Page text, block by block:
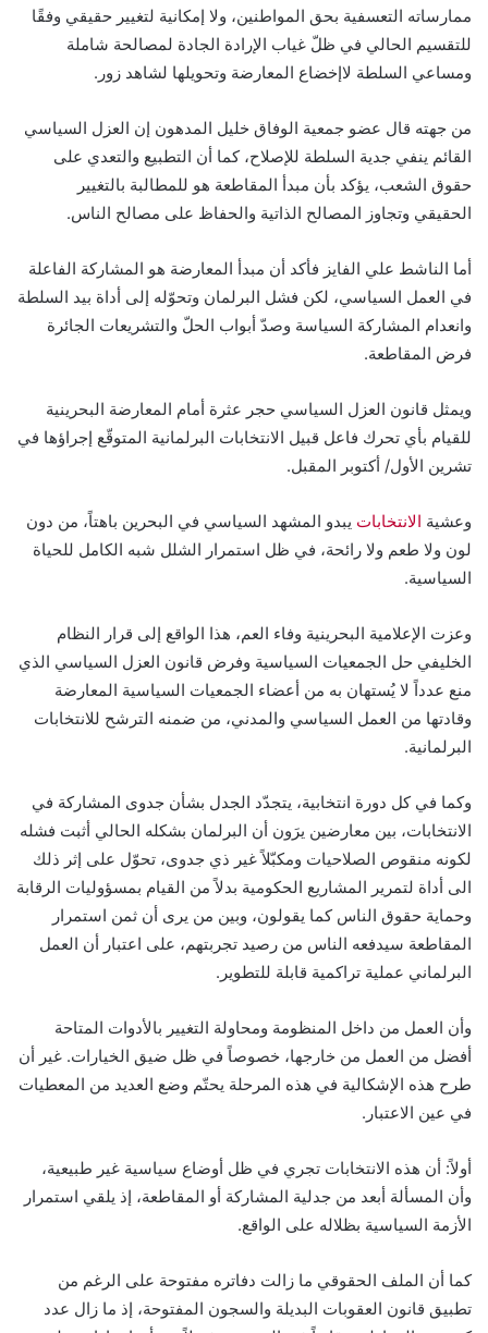
ممارساته التعسفية بحق المواطنين، ولا إمكانية لتغيير حقيقي وفقًا
للتقسيم الحالي في ظلّ غياب الإرادة الجادة لمصالحة شاملة
ومساعي السلطة لاإخضاع المعارضة وتحويلها لشاهد زور.
من جهته قال عضو جمعية الوفاق خليل المدهون إن العزل السياسي
القائم ينفي جدية السلطة للإصلاح، كما أن التطبيع والتعدي على
حقوق الشعب، يؤكد بأن مبدأ المقاطعة هو للمطالبة بالتغيير
الحقيقي وتجاوز المصالح الذاتية والحفاظ على مصالح الناس.
أما الناشط علي الفايز فأكد أن مبدأ المعارضة هو المشاركة الفاعلة
في العمل السياسي، لكن فشل البرلمان وتحوّله إلى أداة بيد السلطة
وانعدام المشاركة السياسة وصدّ أبواب الحلّ والتشريعات الجائرة
فرض المقاطعة.
ويمثل قانون العزل السياسي حجر عثرة أمام المعارضة البحرينية
للقيام بأي تحرك فاعل قبيل الانتخابات البرلمانية المتوقّع إجراؤها في
تشرين الأول/ أكتوبر المقبل.
وعشية الانتخابات يبدو المشهد السياسي في البحرين باهتاً، من دون
لون ولا طعم ولا رائحة، في ظل استمرار الشلل شبه الكامل للحياة
السياسية.
وعزت الإعلامية البحرينية وفاء العم، هذا الواقع إلى قرار النظام
الخليفي حل الجمعيات السياسية وفرض قانون العزل السياسي الذي
منع عدداً لا يُستهان به من أعضاء الجمعيات السياسية المعارضة
وقادتها من العمل السياسي والمدني، من ضمنه الترشح للانتخابات
البرلمانية.
وكما في كل دورة انتخابية، يتجدّد الجدل بشأن جدوى المشاركة في
الانتخابات، بين معارضين يرَون أن البرلمان بشكله الحالي أثبت فشله
لكونه منقوص الصلاحيات ومكبّلاً غير ذي جدوى، تحوّل على إثر ذلك
الى أداة لتمرير المشاريع الحكومية بدلاً من القيام بمسؤوليات الرقابة
وحماية حقوق الناس كما يقولون، وبين من يرى أن ثمن استمرار
المقاطعة سيدفعه الناس من رصيد تجربتهم، على اعتبار أن العمل
البرلماني عملية تراكمية قابلة للتطوير.
وأن العمل من داخل المنظومة ومحاولة التغيير بالأدوات المتاحة
أفضل من العمل من خارجها، خصوصاً في ظل ضيق الخيارات. غير أن
طرح هذه الإشكالية في هذه المرحلة يحتّم وضع العديد من المعطيات
في عين الاعتبار.
أولاً: أن هذه الانتخابات تجري في ظل أوضاع سياسية غير طبيعية،
وأن المسألة أبعد من جدلية المشاركة أو المقاطعة، إذ يلقي استمرار
الأزمة السياسية بظلاله على الواقع.
كما أن الملف الحقوقي ما زالت دفاتره مفتوحة على الرغم من
تطبيق قانون العقوبات البديلة والسجون المفتوحة، إذ ما زال عدد